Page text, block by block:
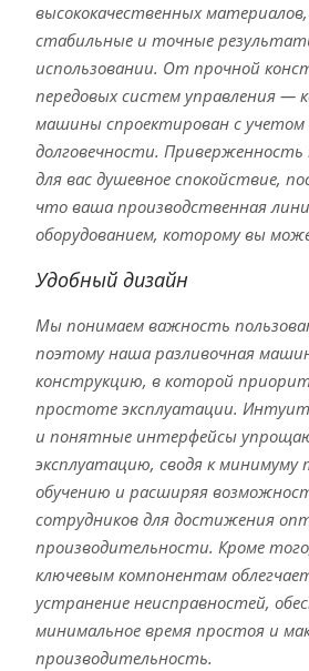
высококачественных
стабильные и точные
использовании. От прочной
передовых систем управления —
машины спроектирован с
долговечности. Приверженность
для вас душевное спокойствие,
что ваша производственная
оборудованием, которому вы
Удобный дизайн
Мы понимаем важность
поэтому наша разливочная
конструкцию, в которой
простоте эксплуатации.
и понятные интерфейсы
эксплуатацию, сводя к минимуму
обучению и расширяя
сотрудников для достижения
производительности. Кроме
ключевым компонентам
устранение неисправностей,
минимальное время простоя и
производительность.